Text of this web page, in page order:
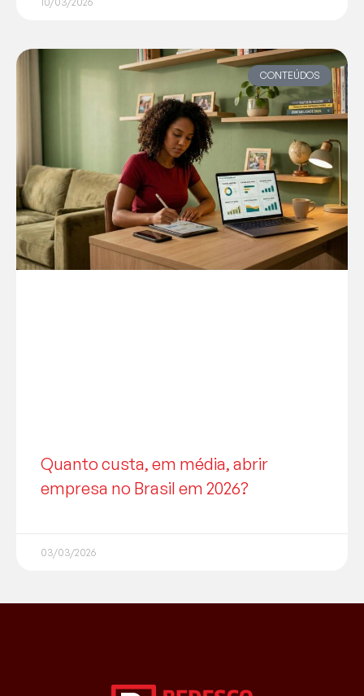
CONTEÚDOS
Quanto custa, em média, abrir
empresa no Brasil em 2026?
03/03/2026